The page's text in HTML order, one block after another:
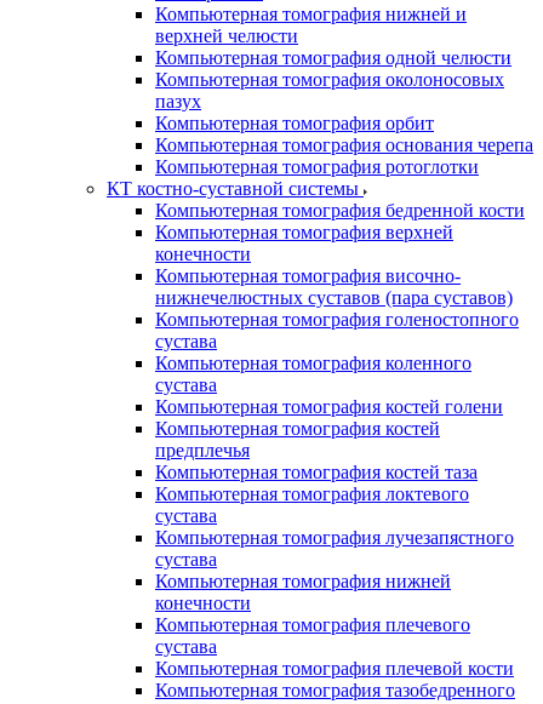
Компьютерная томография нижней и
верхней челюсти
Компьютерная томография одной челюсти
Компьютерная томография околоносовых
пазух
Компьютерная томография орбит
Компьютерная томография основания черепа
Компьютерная томография ротоглотки
КТ костно-суставной системы
Компьютерная томография бедренной кости
Компьютерная томография верхней
конечности
Компьютерная томография височно-
нижнечелюстных суставов (пара суставов)
Компьютерная томография голеностопного
сустава
Компьютерная томография коленного
сустава
Компьютерная томография костей голени
Компьютерная томография костей
предплечья
Компьютерная томография костей таза
Компьютерная томография локтевого
сустава
Компьютерная томография лучезапястного
сустава
Компьютерная томография нижней
конечности
Компьютерная томография плечевого
сустава
Компьютерная томография плечевой кости
Компьютерная томография тазобедренного